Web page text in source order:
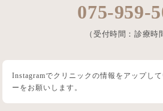
075-959-
（受付時間：診療時
Instagramでクリニックの情報をアップし
ーをお願いします。